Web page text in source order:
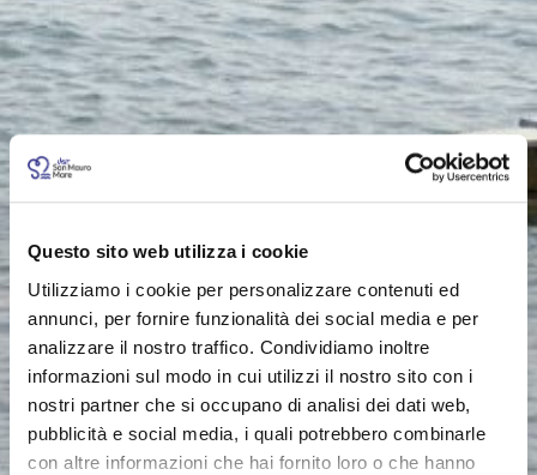
Questo sito web utilizza i cookie
Utilizziamo i cookie per personalizzare contenuti ed
annunci, per fornire funzionalità dei social media e per
analizzare il nostro traffico. Condividiamo inoltre
informazioni sul modo in cui utilizzi il nostro sito con i
nostri partner che si occupano di analisi dei dati web,
pubblicità e social media, i quali potrebbero combinarle
con altre informazioni che hai fornito loro o che hanno